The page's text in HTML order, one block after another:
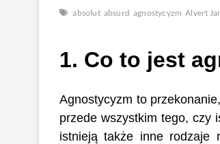
absolut absurd agnostycyzm Alvert
1. Co to jest
Agnostycyzm to
przede wszystkim tego, czy
istnieją także inne rodzaje